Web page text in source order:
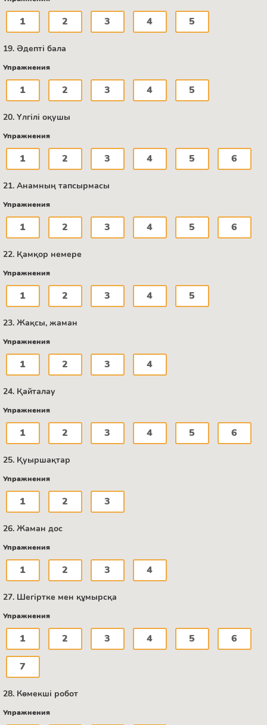
1 2 3 4 5
19. Әдепті бала
Упражнения
1 2 3 4 5
20. Үлгілі оқушы
Упражнения
1 2 3 4 5 6
21. Анамның тапсырмасы
Упражнения
1 2 3 4 5 6
22. Қамқор немере
Упражнения
1 2 3 4 5
23. Жақсы, жаман
Упражнения
1 2 3 4
24. Қайталау
Упражнения
1 2 3 4 5 6
25. Қуыршақтар
Упражнения
1 2 3
26. Жаман дос
Упражнения
1 2 3 4
27. Шегіртке мен құмырсқа
Упражнения
1 2 3 4 5 6
7
28. Көмекші робот
Упражнения